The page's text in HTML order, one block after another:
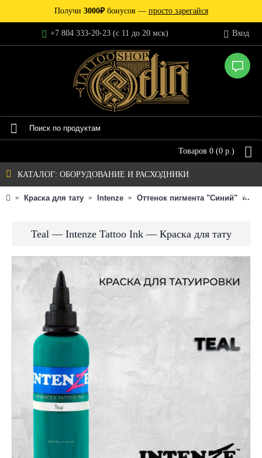
Получи 3000₽бонусов — просто зарегайся
+7 804 333-20-23 (c 11 до 20 мск) Вход
Товаров 0 (0 р.)
КАТАЛОГ: ОБОРУДОВАНИЕ И РАСХОДНИКИ
Краска для тату Intenze Оттенок пигмента "Синий"
Teal — Intenze Tattoo Ink — Краска для тату